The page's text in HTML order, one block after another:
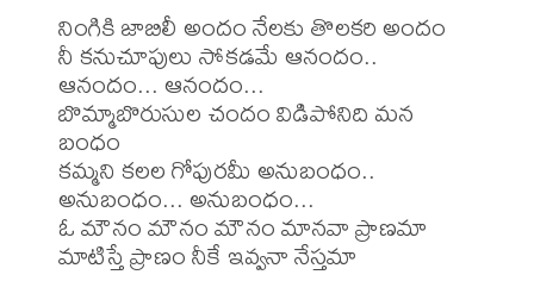
నింగికి జాబిలీ అందం నేలకు తొలకరి అందం
నీ కనుచూపులు సోకడమే ఆనందం..
ఆనందం... ఆనందం...
బొమ్మాబొరుసుల చందం విడిపోనిది మన
బంధం
కమ్మని కలల గోపురమీ అనుబంధం..
అనుబంధం... అనుబంధం...
ఓ మౌనం మౌనం మౌనం మానవా ప్రాణమా
మాటిస్తే ప్రాణం నీకే ఇవ్వనా నేస్తమా